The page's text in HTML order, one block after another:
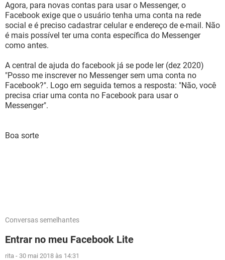
Agora, para novas contas para usar o Messenger, o
Facebook exige que o usuário tenha uma conta na rede
social e é preciso cadastrar celular e endereço de e-mail. Não
é mais possível ter uma conta específica do Messenger
como antes.
A central de ajuda do facebook já se pode ler (dez 2020)
"Posso me inscrever no Messenger sem uma conta no
Facebook?". Logo em seguida temos a resposta: "Não, você
precisa criar uma conta no Facebook para usar o
Messenger".
Boa sorte
Conversas semelhantes
Entrar no meu Facebook Lite
rita - 30 mai 2018 às 14:31